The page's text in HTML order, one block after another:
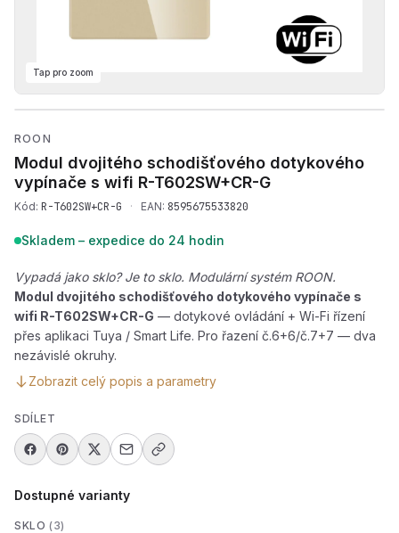
Tap pro zoom
ROON
Modul dvojitého schodišťového dotykového
vypínače s wifi R-T602SW+CR-G
Kód: R-T602SW+CR-G · EAN: 8595675533820
Skladem – expedice do 24 hodin
Vypadá jako sklo? Je to sklo. Modulární systém ROON.
Modul dvojitého schodišťového dotykového vypínače s
wifi R-T602SW+CR-G — dotykové ovládání + Wi-Fi řízení
přes aplikaci Tuya / Smart Life. Pro řazení č.6+6/č.7+7 — dva
nezávislé okruhy.
Zobrazit celý popis a parametry
SDÍLET
Dostupné varianty
SKLO (3)